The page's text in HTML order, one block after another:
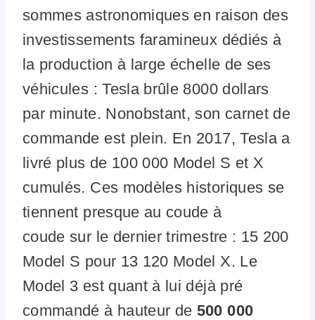
sommes astronomiques en raison des
investissements faramineux dédiés à
la production à large échelle de ses
véhicules : Tesla brûle 8000 dollars
par minute. Nonobstant, son carnet de
commande est plein. En 2017, Tesla a
livré plus de 100 000 Model S et X
cumulés. Ces modèles historiques se
tiennent presque au coude à
coude sur le dernier trimestre : 15 200
Model S pour 13 120 Model X. Le
Model 3 est quant à lui déjà pré
commandé à hauteur de 500 000